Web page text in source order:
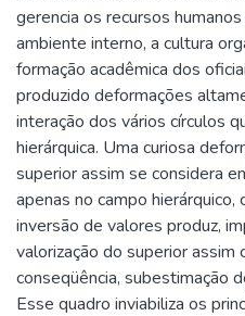
gerencia os recursos
ambiente interno, a cultura
formação acadêmica dos
produzido deformações
interação dos vários círculos
hierárquica. Uma curiosa
superior assim se considera
apenas no campo
inversão de valores produz,
valorização do superior assim
conseqüência, subestimação
Esse quadro inviabiliza os